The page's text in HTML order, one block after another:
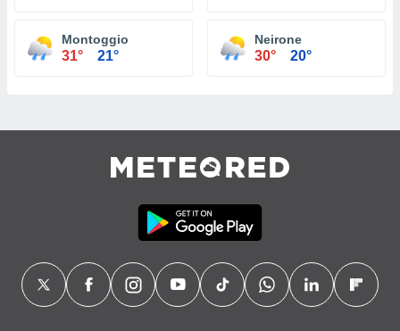
Montoggio
31° 21°
Neirone
30° 20°